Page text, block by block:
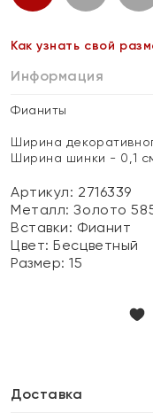
Как узнать свой
Информация
Фианиты
Ширина
Ширина шинки - 0,1
Артикул: 2716339
Металл:Золото
Вставки: Фианит
Цвет:Бесцветный
Размер:15
Доставка